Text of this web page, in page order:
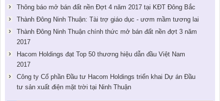
Thông báo mở bán đất nền Đợt 4 năm 2017 tại KĐT Đông Bắc
Thành Đông Ninh Thuận: Tài trợ giáo dục - ươm mầm tương lai
Thành Đông Ninh Thuận chính thức mở bán đất nền đợt 3 năm
2017
Hacom Holdings đạt Top 50 thương hiệu dẫn đầu Việt Nam
2017
Công ty Cổ phần Đầu tư Hacom Holdings triển khai Dự án Đầu
tư sản xuất điện mặt trời tại Ninh Thuận